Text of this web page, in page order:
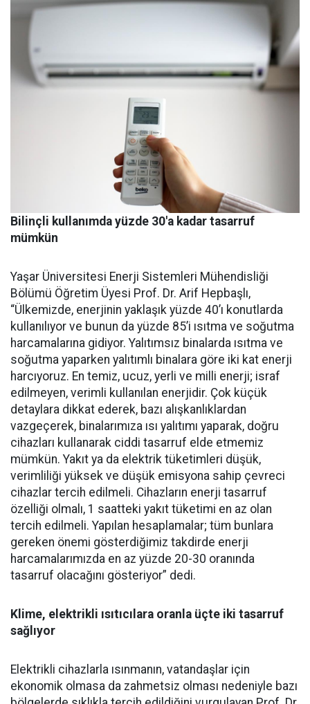
Bilinçli kullanımda yüzde 30'a kadar tasarruf
mümkün
Yaşar Üniversitesi Enerji Sistemleri Mühendisliği
Bölümü Öğretim Üyesi Prof. Dr. Arif Hepbaşlı,
“Ülkemizde, enerjinin yaklaşık yüzde 40’ı konutlarda
kullanılıyor ve bunun da yüzde 85’i ısıtma ve soğutma
harcamalarına gidiyor. Yalıtımsız binalarda ısıtma ve
soğutma yaparken yalıtımlı binalara göre iki kat enerji
harcıyoruz. En temiz, ucuz, yerli ve milli enerji; israf
edilmeyen, verimli kullanılan enerjidir. Çok küçük
detaylara dikkat ederek, bazı alışkanlıklardan
vazgeçerek, binalarımıza ısı yalıtımı yaparak, doğru
cihazları kullanarak ciddi tasarruf elde etmemiz
mümkün. Yakıt ya da elektrik tüketimleri düşük,
verimliliği yüksek ve düşük emisyona sahip çevreci
cihazlar tercih edilmeli. Cihazların enerji tasarruf
özelliği olmalı, 1 saatteki yakıt tüketimi en az olan
tercih edilmeli. Yapılan hesaplamalar; tüm bunlara
gereken önemi gösterdiğimiz takdirde enerji
harcamalarımızda en az yüzde 20-30 oranında
tasarruf olacağını gösteriyor” dedi.
Klime, elektrikli ısıtıcılara oranla üçte iki tasarruf
sağlıyor
Elektrikli cihazlarla ısınmanın, vatandaşlar için
ekonomik olmasa da zahmetsiz olması nedeniyle bazı